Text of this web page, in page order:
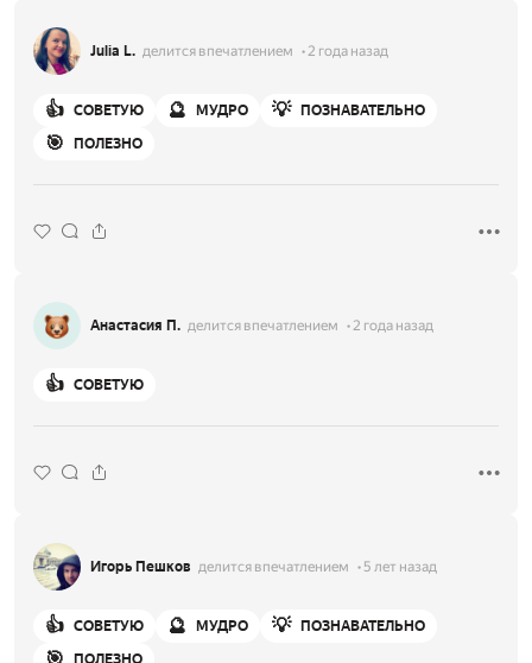
Julia L. делится впечатлением 2 года назад
👍 СОВЕТУЮ 🔮 МУДРО 💡 ПОЗНАВАТЕЛЬНО
🎯 ПОЛЕЗНО
Анастасия П. делится впечатлением 2 года назад
👍 СОВЕТУЮ
Игорь Пешков делится впечатлением 5 лет назад
👍 СОВЕТУЮ 🔮 МУДРО 💡 ПОЗНАВАТЕЛЬНО
ПОЛЕЗНО